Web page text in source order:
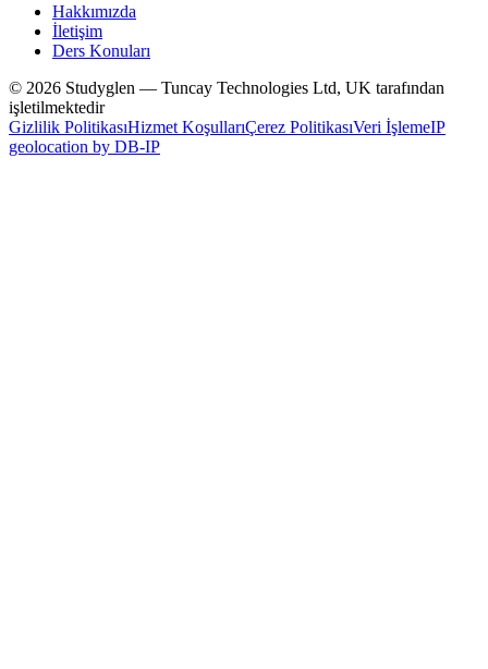
Hakkımızda
İletişim
Ders Konuları
© 2026 Studyglen — Tuncay Technologies Ltd, UK tarafından
işletilmektedir
Gizlilik PolitikasıHizmet KoşullarıÇerez PolitikasıVeri İşlemeIP
geolocation by DB-IP